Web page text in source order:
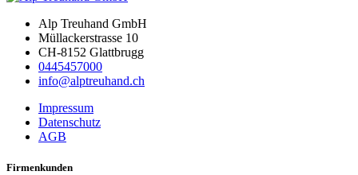
Alp Treuhand GmbH
Müllackerstrasse 10
CH-8152 Glattbrugg
0445457000
info@alptreuhand.ch
Impressum
Datenschutz
AGB
Firmenkunden